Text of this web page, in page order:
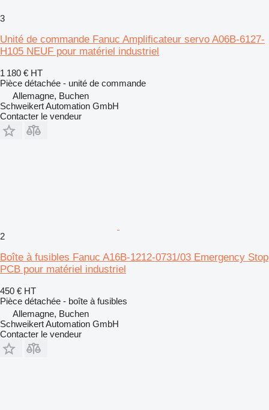
3
Unité de commande Fanuc Amplificateur servo A06B-6127-
H105 NEUF pour matériel industriel
1 180 € HT
Pièce détachée - unité de commande
Allemagne, Buchen
Schweikert Automation GmbH
Contacter le vendeur
2
Boîte à fusibles Fanuc A16B-1212-0731/03 Emergency Stop
PCB pour matériel industriel
450 € HT
Pièce détachée - boîte à fusibles
Allemagne, Buchen
Schweikert Automation GmbH
Contacter le vendeur